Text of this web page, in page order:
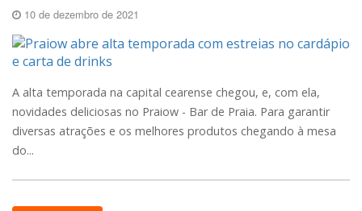
10 de dezembro de 2021
A alta temporada na capital cearense chegou, e, com ela,
novidades deliciosas no Praiow - Bar de Praia. Para garantir
diversas atrações e os melhores produtos chegando à mesa
do...